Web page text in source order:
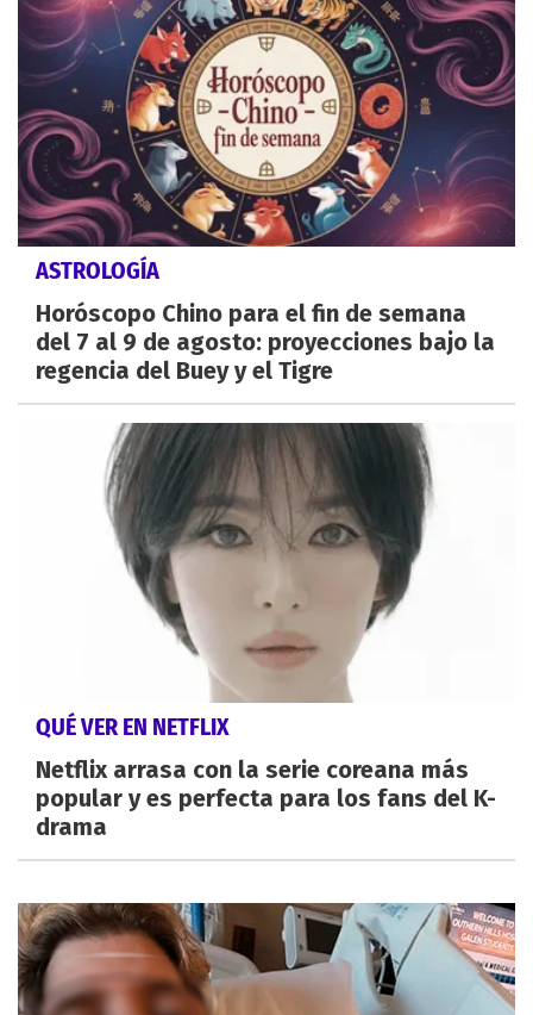
ASTROLOGÍA
Horóscopo Chino para el fin de semana
del 7 al 9 de agosto: proyecciones bajo la
regencia del Buey y el Tigre
QUÉ VER EN NETFLIX
Netflix arrasa con la serie coreana más
popular y es perfecta para los fans del K-
drama